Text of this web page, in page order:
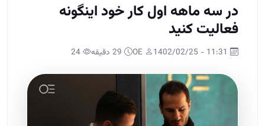
در سه ماهه اول کار خود اینگونه
فعالیت کنید